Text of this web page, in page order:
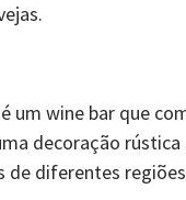
um wine bar que
decoração
de diferentes